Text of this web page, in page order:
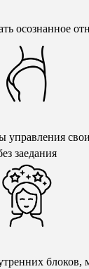
осознанное
управления
заедания